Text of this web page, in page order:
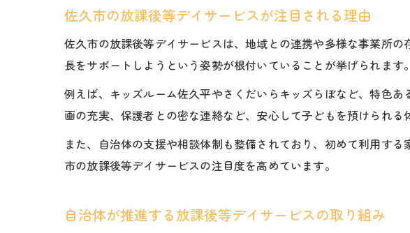
実際に役立つ
お子さまの成長に
成長段階に合
子どもの個性
保護者が重視
放課後等デイ
佐久市の放課後等デイサービスが注目される理由
佐久市の放課後等デイサービスは、地域との連携や多様な事業所
長をサポートしようという姿勢が根付いていることが挙げられます。
例えば、キッズルーム佐久平やさくだいらキッズらぼなど、特色
画の充実、保護者との密な連絡など、安心して子どもを預けられる
また、自治体の支援や相談体制も整備されており、初めて利用す
市の放課後等デイサービスの注目度を高めています。
自治体が推進する放課後等デイサービスの取り組み